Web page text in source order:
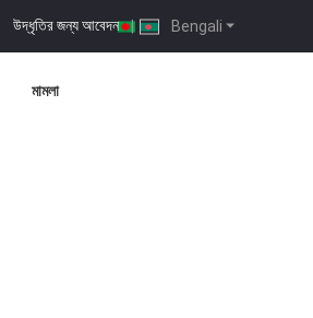
Bengali
উদ্ধৃতির জন্য আবেদন |
মামলা